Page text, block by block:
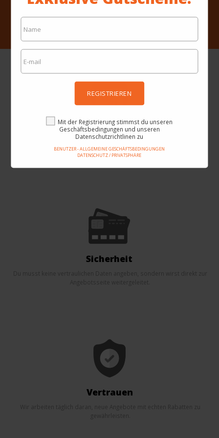
REGISTRIEREN
Mit der Registrierung stimmst du unseren
Geschäftsbedingungen und unseren
Datenschutzrichtlinen zu
BENUTZER - ALLGEMEINE GESCHÄFTSBEDINGUNGEN
DATENSCHUTZ / PRIVATSPHÄRE
Datenschutz / Privatsphäre
Unglaubliche Preise
Produkten.
Sicherheit
Vertrauen